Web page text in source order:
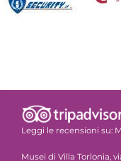
Leggi le recensioni su:
Musei di Villa Torlonia,